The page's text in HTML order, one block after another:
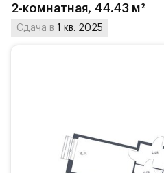
2-комнатная, 44.43 м²
Сдача в 1 кв. 2025